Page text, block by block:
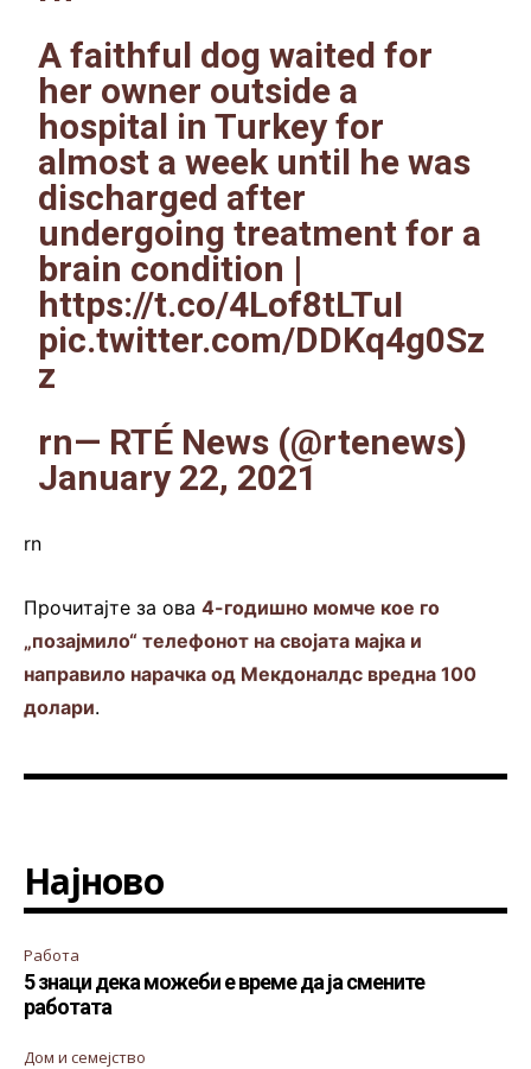
A faithful dog waited for
her owner outside a
hospital in Turkey for
almost a week until he was
discharged after
undergoing treatment for a
brain condition |
https://t.co/4Lof8tLTuI
pic.twitter.com/DDKq4g0Sz
z
rn— RTÉ News (@rtenews)
January 22, 2021
rn
Прочитајте за ова 4-годишно момче кое го
„позајмилo“ телефонот на својата мајка и
направилo нарачка од Мекдоналдс вредна 100
долари.
Најново
Работа
5 знаци дека можеби е време да ја смените
работата
Дом и семејство